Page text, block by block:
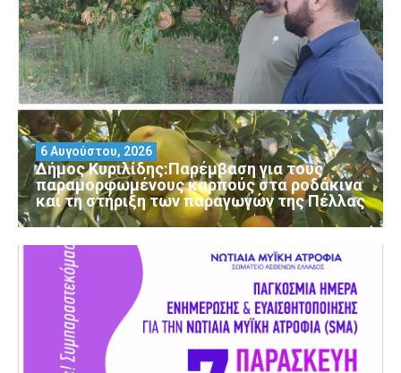
Δήμος Κυριλίδης:Παρέμβαση για τους
παραμορφωμένους καρπούς στα ροδάκινα
και τη στήριξη των παραγωγών της Πέλλας
6 Αυγούστου, 2026